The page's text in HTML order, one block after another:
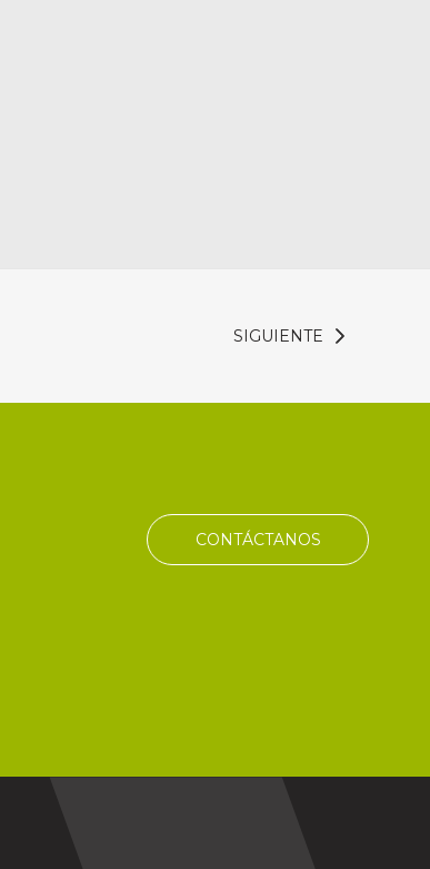
SIGUIENTE
CONTÁCTANOS